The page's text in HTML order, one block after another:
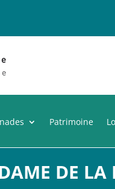
Patrimoine
DE LA